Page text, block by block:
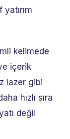
kelimede
içerik
lazer gibi
hızlı sıra
değil